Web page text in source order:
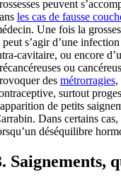
peuvent
les cas de fausse
Une fois la
s’agir d’une
cavitaire, ou encore
ou
des métrorragies,
surtout
de petits
Dans certains
déséquilibre
Saignements,